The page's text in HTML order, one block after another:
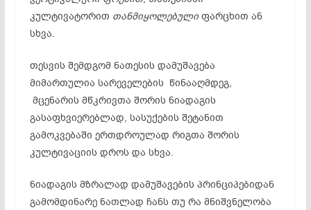
კულტივატორით თანმიყოლებულიფარცხით ან
სხვა.
თესვის შემდგომ ნათესის დამუშავება
მიმართულია სარეველების წინააღმდეგ,
მცენარის მწკრივთა შორის ნიადაგის
გასაფხვიერებლად, სასუქების შეტანით
გამოკვებაში ერთდროულად რიგთა შორის
კულტივაციის დროს და სხვა.
ნიადაგის მზრალად დამუშავების პრინციპებიდან
გამომდინარე ნათლად ჩანს თუ რა მნიშვნელობა